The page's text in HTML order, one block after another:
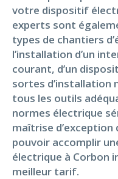
votre dispositif
experts sont
types de chantiers
l’installation d’un
courant, d’un
sortes d’installation
tous les outils
normes électrique
maîtrise
pouvoir accomplir
électrique à Corbon
meilleur tarif.